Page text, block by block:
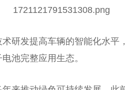
研发提高车辆的智能化水平
池完整应用生态。